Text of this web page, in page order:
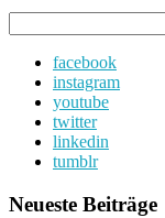
nach:
facebook
instagram
youtube
twitter
linkedin
tumblr
Neueste Beiträge